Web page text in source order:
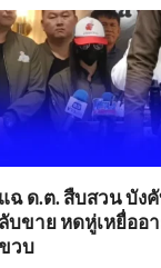
แฉ ด.ต. สืบสวน บัง
ลับขาย หดหู่เหยื่ออ
วบ